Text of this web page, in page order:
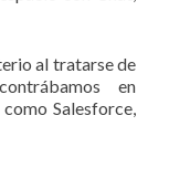
al tratarse de
en
Salesforce,